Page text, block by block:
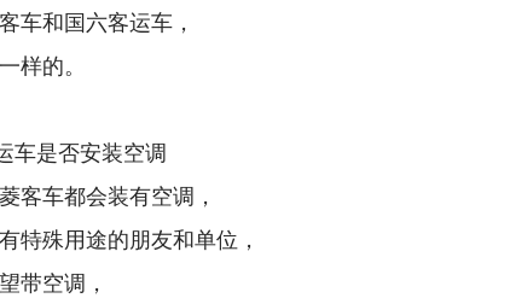
车和国六客运车，
样的。
车是否安装空调
客车都会装有空调，
特殊用途的朋友和单位，
带空调，